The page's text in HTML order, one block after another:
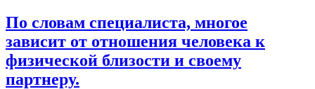
По словам специалиста, многое
зависит от отношения человека к
физической близости и своему
партнеру.